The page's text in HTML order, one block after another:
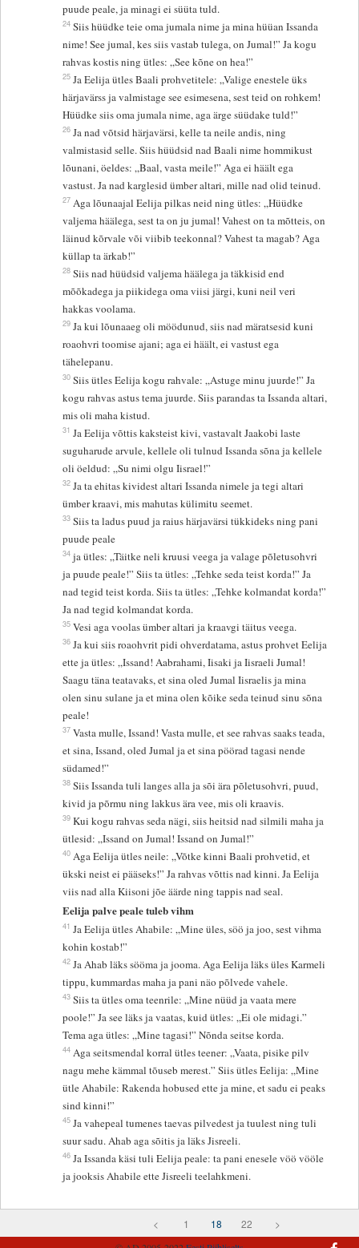
puude peale, ja minagi ei süüta tuld.
24 Siis hüüdke teie oma jumala nime ja mina hüüan Issanda
nime! See jumal, kes siis vastab tulega, on Jumal!” Ja kogu
rahvas kostis ning ütles: „See kõne on hea!”
25 Ja Eelija ütles Baali prohvetitele: „Valige enestele üks
härjavärss ja valmistage see esimesena, sest teid on rohkem!
Hüüdke siis oma jumala nime, aga ärge süüdake tuld!”
26 Ja nad võtsid härjavärsi, kelle ta neile andis, ning
valmistasid selle. Siis hüüdsid nad Baali nime hommikust
lõunani, öeldes: „Baal, vasta meile!” Aga ei häält ega
vastust. Ja nad karglesid ümber altari, mille nad olid teinud.
27 Aga lõunaajal Eelija pilkas neid ning ütles: „Hüüdke
valjema häälega, sest ta on ju jumal! Vahest on ta mõtteis, on
läinud kõrvale või viibib teekonnal? Vahest ta magab? Aga
küllap ta ärkab!”
28 Siis nad hüüdsid valjema häälega ja täkkisid end
mõõkadega ja piikidega oma viisi järgi, kuni neil veri
hakkas voolama.
29 Ja kui lõunaaeg oli möödunud, siis nad märatsesid kuni
roaohvri toomise ajani; aga ei häält, ei vastust ega
tähelepanu.
30 Siis ütles Eelija kogu rahvale: „Astuge minu juurde!” Ja
kogu rahvas astus tema juurde. Siis parandas ta Issanda altari,
mis oli maha kistud.
31 Ja Eelija võttis kaksteist kivi, vastavalt Jaakobi laste
suguharude arvule, kellele oli tulnud Issanda sõna ja kellele
oli öeldud: „Su nimi olgu Iisrael!”
32 Ja ta ehitas kividest altari Issanda nimele ja tegi altari
ümber kraavi, mis mahutas külimitu seemet.
33 Siis ta ladus puud ja raius härjavärsi tükkideks ning pani
puude peale
34 ja ütles: „Täitke neli kruusi veega ja valage põletusohvri
ja puude peale!” Siis ta ütles: „Tehke seda teist korda!” Ja
nad tegid teist korda. Siis ta ütles: „Tehke kolmandat korda!”
Ja nad tegid kolmandat korda.
35 Vesi aga voolas ümber altari ja kraavgi täitus veega.
36 Ja kui siis roaohvrit pidi ohverdatama, astus prohvet Eelija
ette ja ütles: „Issand! Aabrahami, Iisaki ja Iisraeli Jumal!
Saagu täna teatavaks, et sina oled Jumal Iisraelis ja mina
olen sinu sulane ja et mina olen kõike seda teinud sinu sõna
peale!
37 Vasta mulle, Issand! Vasta mulle, et see rahvas saaks teada,
et sina, Issand, oled Jumal ja et sina pöörad tagasi nende
südamed!”
38 Siis Issanda tuli langes alla ja sõi ära põletusohvri, puud,
kivid ja põrmu ning lakkus ära vee, mis oli kraavis.
39 Kui kogu rahvas seda nägi, siis heitsid nad silmili maha ja
ütlesid: „Issand on Jumal! Issand on Jumal!”
40 Aga Eelija ütles neile: „Võtke kinni Baali prohvetid, et
ükski neist ei pääseks!” Ja rahvas võttis nad kinni. Ja Eelija
viis nad alla Kiisoni jõe äärde ning tappis nad seal.
Eelija palve peale tuleb vihm
41 Ja Eelija ütles Ahabile: „Mine üles, söö ja joo, sest vihma
kohin kostab!”
42 Ja Ahab läks sööma ja jooma. Aga Eelija läks üles Karmeli
tippu, kummardas maha ja pani näo põlvede vahele.
43 Siis ta ütles oma teenrile: „Mine nüüd ja vaata mere
poole!” Ja see läks ja vaatas, kuid ütles: „Ei ole midagi.”
Tema aga ütles: „Mine tagasi!” Nõnda seitse korda.
44 Aga seitsmendal korral ütles teener: „Vaata, pisike pilv
nagu mehe kämmal tõuseb merest.” Siis ütles Eelija: „Mine
ütle Ahabile: Rakenda hobused ette ja mine, et sadu ei peaks
sind kinni!”
45 Ja vahepeal tumenes taevas pilvedest ja tuulest ning tuli
suur sadu. Ahab aga sõitis ja läks Jisreeli.
46 Ja Issanda käsi tuli Eelija peale: ta pani enesele vöö vööle
ja jooksis Ahabile ette Jisreeli teelahkmeni.
< 1 18 22 >